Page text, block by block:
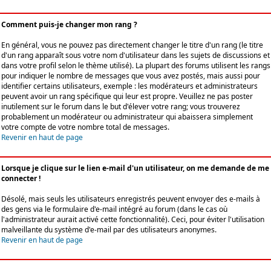
Comment puis-je changer mon rang ?
En général, vous ne pouvez pas directement changer le titre d'un rang (le titre
d'un rang apparaît sous votre nom d'utilisateur dans les sujets de discussions et
dans votre profil selon le thème utilisé). La plupart des forums utilisent les rangs
pour indiquer le nombre de messages que vous avez postés, mais aussi pour
identifier certains utilisateurs, exemple : les modérateurs et administrateurs
peuvent avoir un rang spécifique qui leur est propre. Veuillez ne pas poster
inutilement sur le forum dans le but d'élever votre rang; vous trouverez
probablement un modérateur ou administrateur qui abaissera simplement
votre compte de votre nombre total de messages.
Revenir en haut de page
Lorsque je clique sur le lien e-mail d'un utilisateur, on me demande de me
connecter !
Désolé, mais seuls les utilisateurs enregistrés peuvent envoyer des e-mails à
des gens via le formulaire d'e-mail intégré au forum (dans le cas où
l'administrateur aurait activé cette fonctionnalité). Ceci, pour éviter l'utilisation
malveillante du système d'e-mail par des utilisateurs anonymes.
Revenir en haut de page